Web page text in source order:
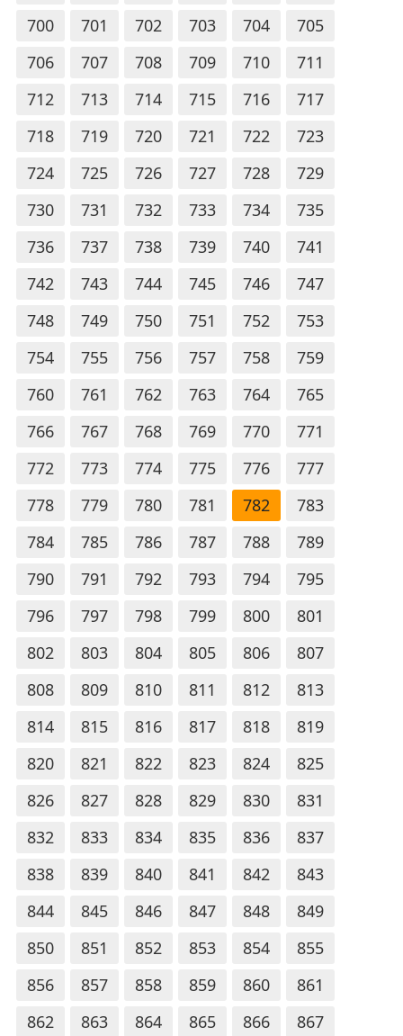
700 701 702 703 704
705
706
707 708 709 710
711
712
713 714 715 716
717
718
719 720 721 722
723
724
725 726 727 728
729
730
731 732 733 734
735
736
737 738 739 740
741
742
743 744 745 746
747
748
749 750 751 752
753
754
755 756 757 758
759
760
761 762 763 764
765
766
767 768 769 770
771
772
773 774 775 776
777
778
779 780 781 782
783
784
785 786 787 788
789
790
791 792 793 794
795
796
797 798 799 800
801
802
803 804 805 806
807
808
809 810 811 812
813
814
815 816 817 818
819
820
821 822 823 824
825
826
827 828 829 830
831
832
833 834 835 836
837
838
839 840 841 842
843
844
845 846 847 848
849
850
851 852 853 854
855
856
857 858 859 860
861
862
863 864 865 866
867